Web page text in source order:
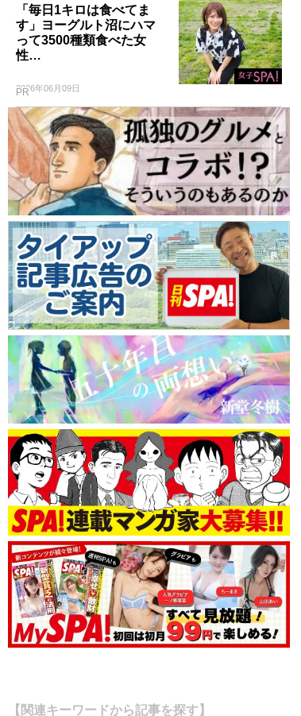
「毎日1キロは食べてま
す」ヨーグルト沼にハマ
って3500種類食べた女
性…
2026年06月09日
PR
【関連キーワードから記事を探す】